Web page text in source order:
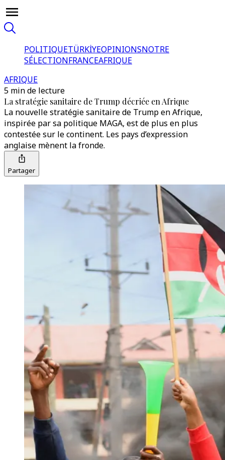
POLITIQUETÜRKİYEOPINIONSNOTRE
SÉLECTIONFRANCEAFRIQUE
AFRIQUE
5 min de lecture
La stratégie sanitaire de Trump décriée en Afrique
La nouvelle stratégie sanitaire de Trump en Afrique,
inspirée par sa politique MAGA, est de plus en plus
contestée sur le continent. Les pays d’expression
anglaise mènent la fronde.
Partager